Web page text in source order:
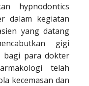
hypnodontics
dalam kegiatan
yang datang
gigi
bagi para dokter
telah
kecemasan dan